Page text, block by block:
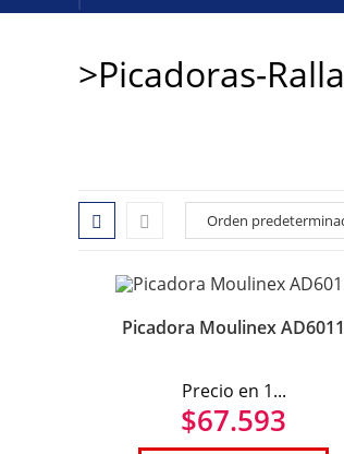
>Picadoras-
Picadora Moulinex AD6011
Precio en 1...
$67.593